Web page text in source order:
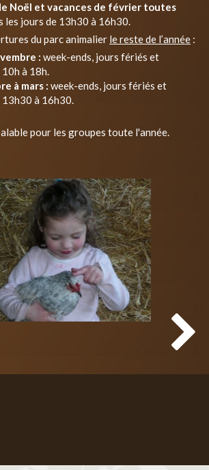
Noël et vacances de février toutes
les jours de 13h30 à 16h30.
du parc animalier le reste de l’année :
: week-ends, jours fériés et
à 18h.
à mars : week-ends, jours fériés et
13h30 à 16h30.
pour les groupes toute l'année.